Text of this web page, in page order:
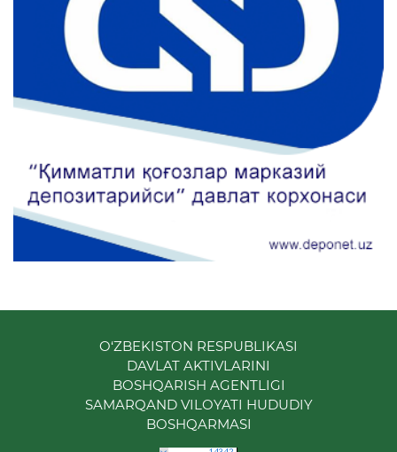
O‘ZBEKISTON RESPUBLIKASI
DAVLAT AKTIVLARINI
BOSHQARISH AGENTLIGI
SAMARQAND VILOYATI HUDUDIY
BOSHQARMASI